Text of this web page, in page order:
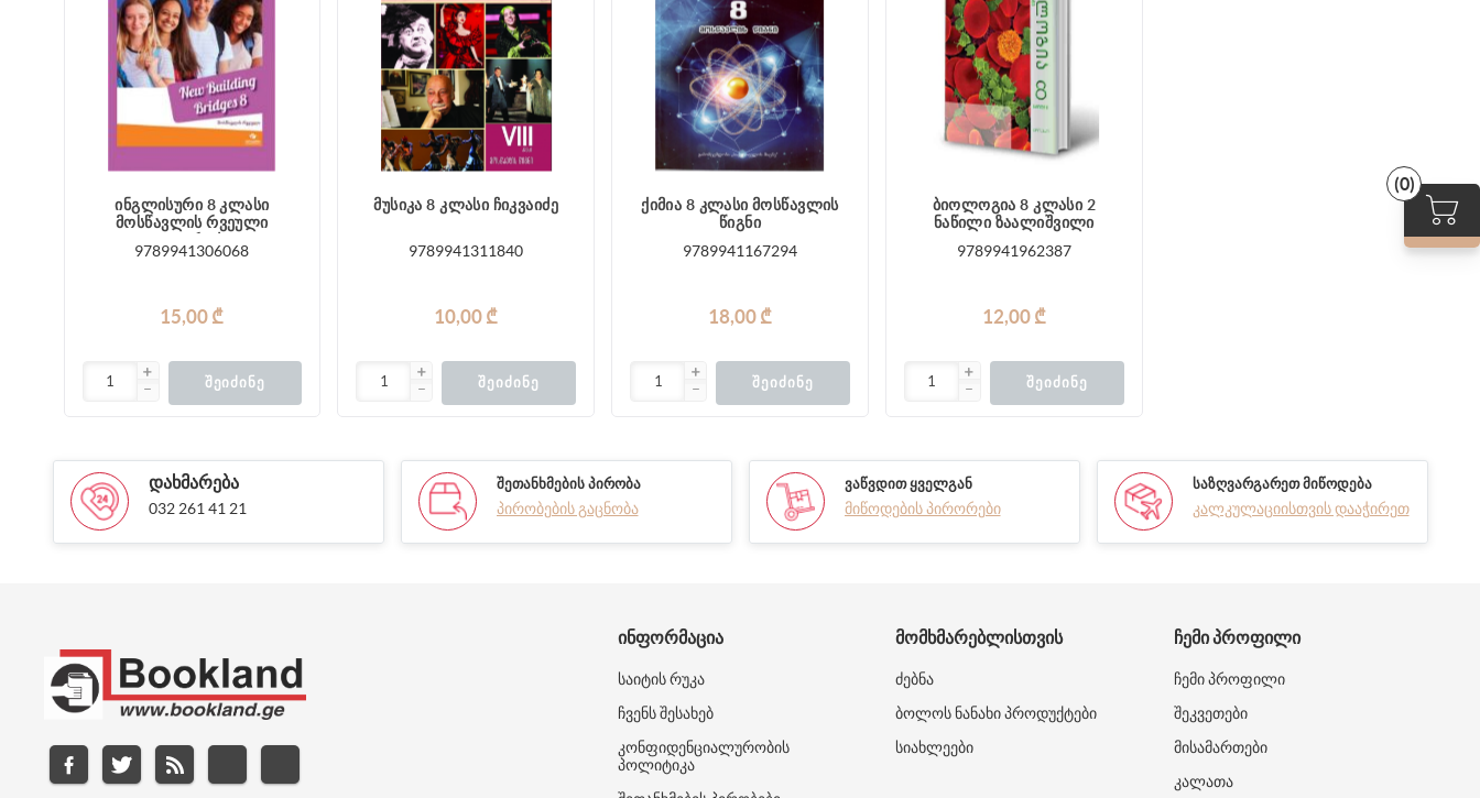
(0)
ინგლისური 8 კლასი
მოსწავლის რვეული
9789941306068
15,00 ₾
ᲨᲔᲘᲫᲘᲜᲔ
მუსიკა 8 კლასი ჩიკვაიძე
9789941311840
10,00 ₾
ᲨᲔᲘᲫᲘᲜᲔ
ქიმია 8 კლასი მოსწავლის
წიგნი
9789941167294
18,00 ₾
ᲨᲔᲘᲫᲘᲜᲔ
ბიოლოგია 8 კლასი 2
ნაწილი ზაალიშვილი
9789941962387
12,00 ₾
ᲨᲔᲘᲫᲘᲜᲔ
ᲓᲐᲮᲛᲐᲠᲔᲑᲐ
032 261 41 21
ᲨᲔᲗᲐᲜᲮᲛᲔᲑᲘᲡ ᲞᲘᲠᲝᲑᲐ
პირობების გაცნობა
ᲕᲐᲬᲕᲓᲘᲗ ᲧᲕᲔᲚᲒᲐᲜ
მიწოდების პირორები
ᲡᲐᲖᲦᲕᲐᲠᲒᲐᲠᲔᲗ ᲛᲘᲬᲝᲓᲔᲑᲐ
კალკულაციისთვის დააჭირეთ
ᲘᲜᲤᲝᲠᲛᲐᲪᲘᲐ
საიტის რუკა
ჩვენს შესახებ
კონფიდენციალურობის
პოლიტიკა
ᲛᲝᲛᲮᲛᲐᲠᲔᲑᲚᲘᲡᲗᲕᲘᲡ
ძებნა
ბოლოს ნანახი პროდუქტები
სიახლეები
ᲩᲔᲛᲘ ᲞᲠᲝᲤᲘᲚᲘ
ჩემი პროფილი
შეკვეთები
მისამართები
კალათა